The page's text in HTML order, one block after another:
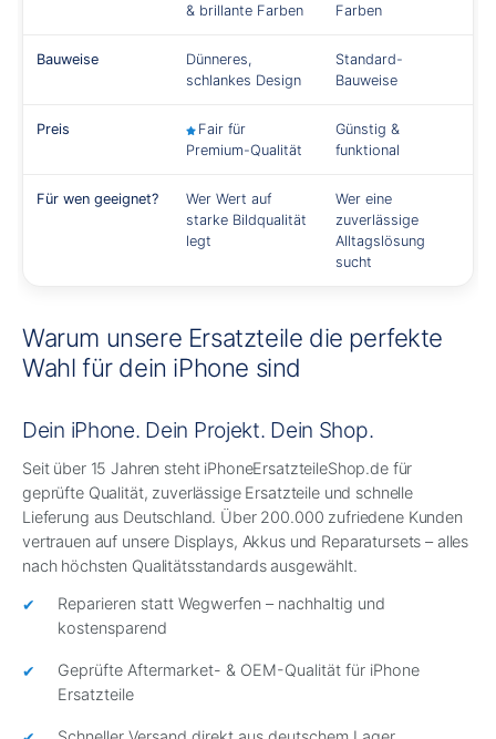
& brillante Farben
Farben
Bauweise
Dünneres,
schlankes Design
Standard-
Bauweise
Preis
Fair für
Premium-Qualität
Günstig &
funktional
Für wen geeignet?
Wer Wert auf
starke Bildqualität
legt
Wer eine
zuverlässige
Alltagslösung
sucht
Warum unsere Ersatzteile die perfekte
Wahl für dein iPhone sind
Dein iPhone. Dein Projekt. Dein Shop.
Seit über 15 Jahren steht iPhoneErsatzteileShop.de für
geprüfte Qualität, zuverlässige Ersatzteile und schnelle
Lieferung aus Deutschland. Über 200.000 zufriedene Kunden
vertrauen auf unsere Displays, Akkus und Reparatursets – alles
nach höchsten Qualitätsstandards ausgewählt.
Reparieren statt Wegwerfen – nachhaltig und
kostensparend
Geprüfte Aftermarket- & OEM-Qualität für iPhone
Ersatzteile